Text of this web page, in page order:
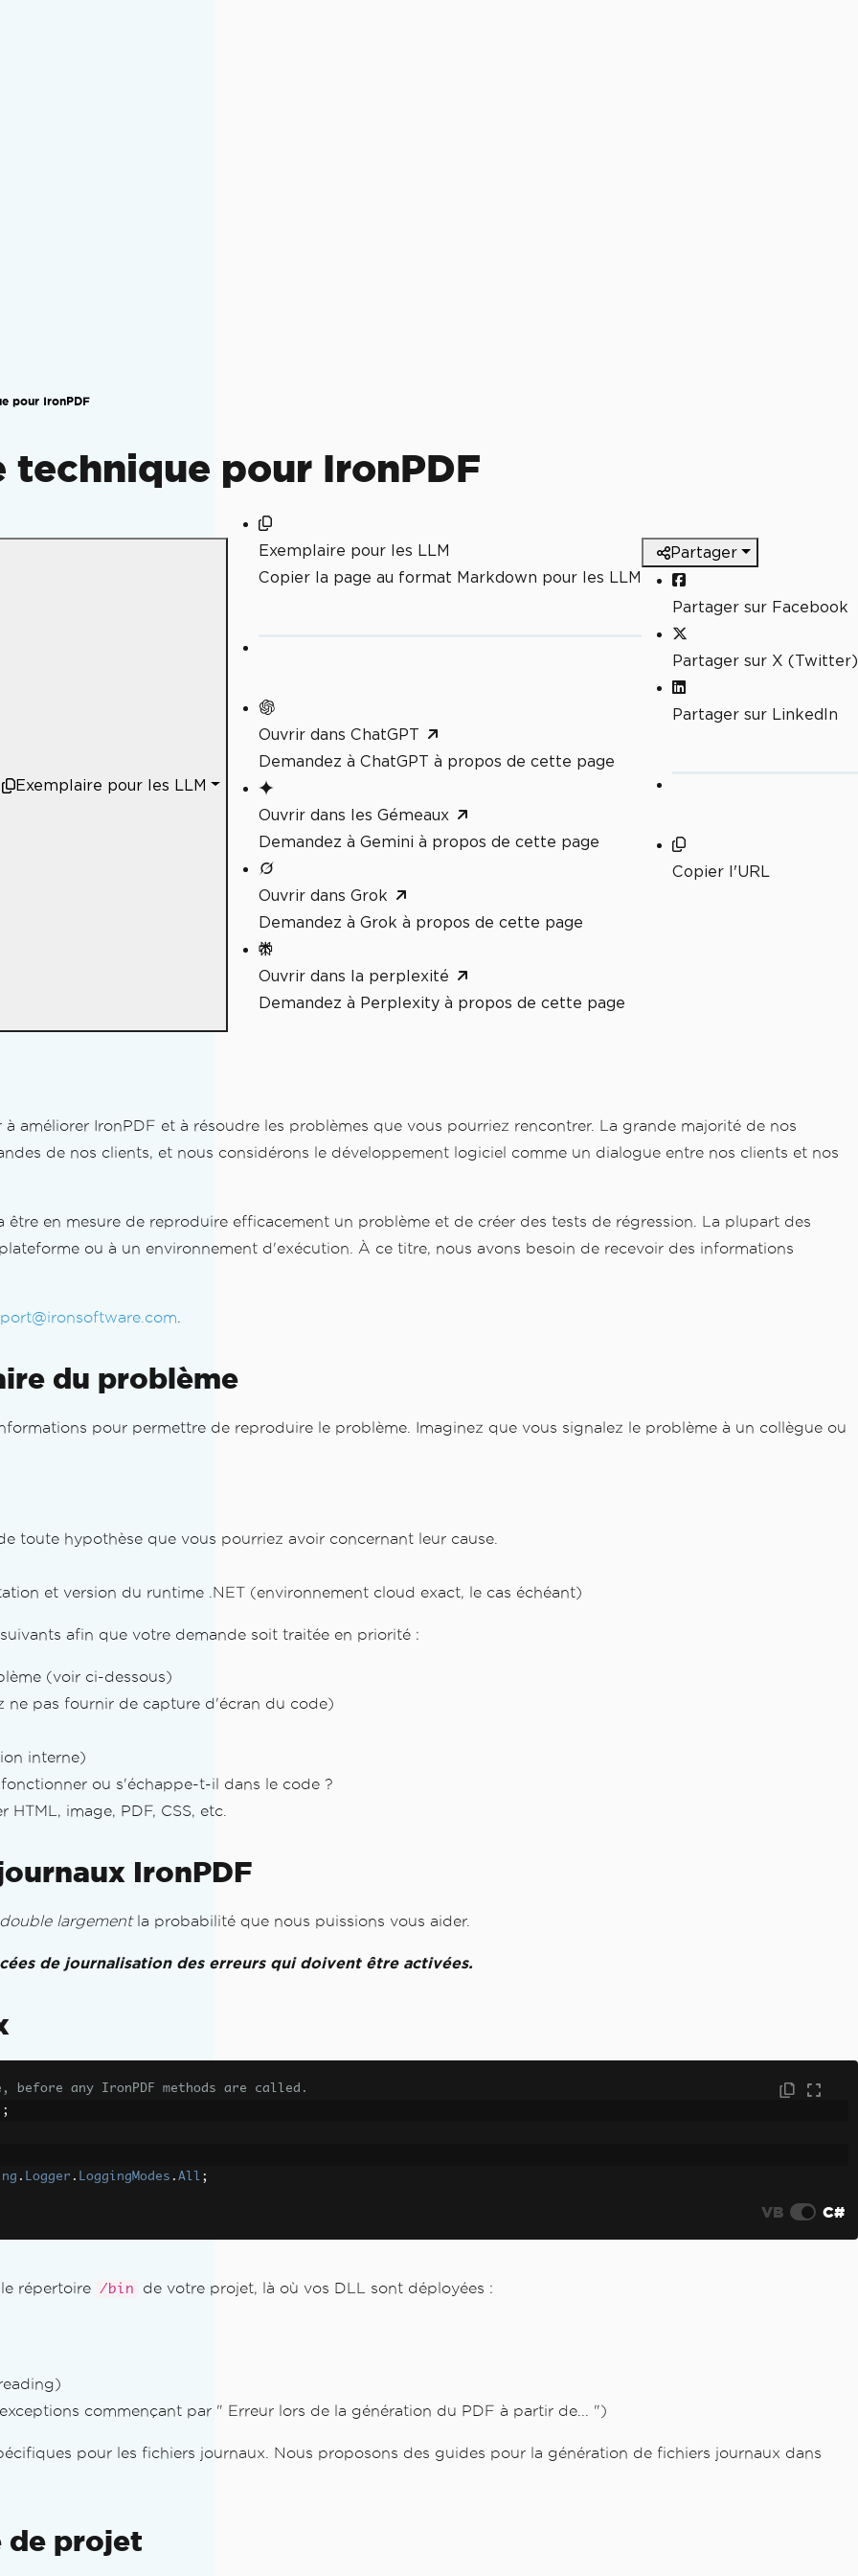
Azure Blob
pour IronPDF
technique pour IronPDF
Exemplaire pour les LLM
Exemplaire pour les LLM
Copier la page au format Markdown pour les LLM
Ouvrir dans ChatGPT
Demandez à ChatGPT à propos de cette page
Ouvrir dans les Gémeaux
Demandez à Gemini à propos de cette page
Ouvrir dans Grok
Demandez à Grok à propos de cette page
Ouvrir dans la perplexité
Demandez à Perplexity à propos de cette page
Partager
Partager sur Facebook
Partager sur X (Twitter)
Partager sur LinkedIn
Copier l'URL
améliorer IronPDF et à résoudre les problèmes que vous pourriez rencontrer. La grande majorité de nos
de nos clients, et nous considérons le développement logiciel comme un dialogue entre nos clients et nos
en mesure de reproduire efficacement un problème et de créer des tests de régression. La plupart des
ou à un environnement d'exécution. À ce titre, nous avons besoin de recevoir des informations
du problème
pour permettre de reproduire le problème. Imaginez que vous signalez le problème à un collègue ou
toute hypothèse que vous pourriez avoir concernant leur cause.
et version du runtime .NET (environnement cloud exact, le cas échéant)
afin que votre demande soit traitée en priorité :
(voir ci-dessous)
ne pas fournir de capture d'écran du code)
interne)
ou s'échappe-t-il dans le code ?
image, PDF, CSS, etc.
IronPDF
double largementla probabilité que nous puissions vous aider.
de journalisation des erreurs qui doivent être activées.
any IronPDF methods are called.
;
. Logger . LoggingModes . All ;
VB C#
répertoire /bin de votre projet, là où vos DLL sont déployées :
commençant par " Erreur lors de la génération du PDF à partir de... ")
pour les fichiers journaux. Nous proposons des guides pour la génération de fichiers journaux dans
de projet